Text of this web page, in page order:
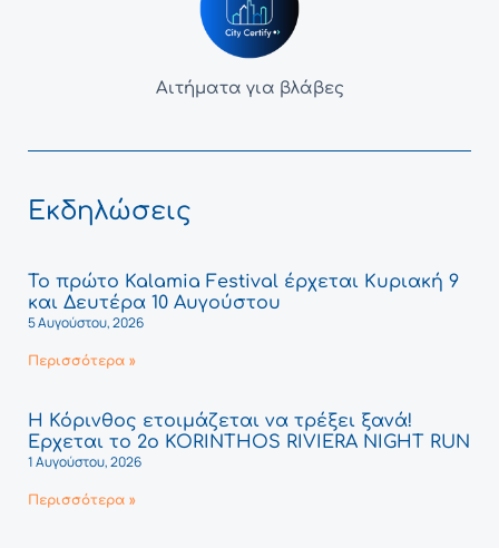
Αιτήματα για βλάβες
Εκδηλώσεις
Το πρώτο Kalamia Festival έρχεται Κυριακή 9
και Δευτέρα 10 Αυγούστου
5 Αυγούστου, 2026
Περισσότερα »
Η Κόρινθος ετοιμάζεται να τρέξει ξανά!
Έρχεται το 2ο KORINTHOS RIVIERA NIGHT RUN
1 Αυγούστου, 2026
Περισσότερα »